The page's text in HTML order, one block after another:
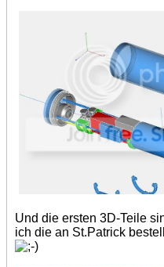
Und die ersten 3D-Teile
ich die an St.Patrick